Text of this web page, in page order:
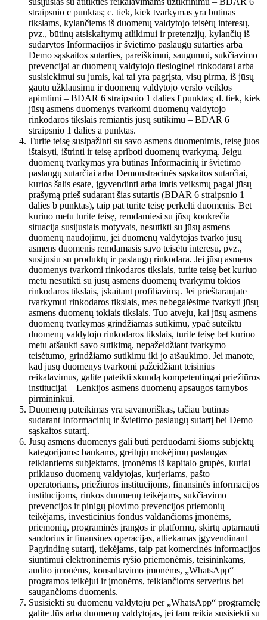
straipsnio c punktas; c. tiek, kiek tvarkymas yra būtinas
tikslams, kylančiems iš duomenų valdytojo teisėtų interesų,
pvz., būtinų atsiskaitymų atlikimui ir pretenzijų, kylančių iš
sudarytos Informacijos ir švietimo paslaugų sutarties arba
Demo sąskaitos sutarties, pareiškimui, saugumui, sukčiavimo
prevencijai ar duomenų valdytojo tiesioginei rinkodarai arba
susisiekimui su jumis, kai tai yra pagrįsta, visų pirma, iš jūsų
gautu užklausimu ir duomenų valdytojo verslo veiklos
apimtimi – BDAR 6 straipsnio 1 dalies f punktas; d. tiek, kiek
jūsų asmens duomenys tvarkomi duomenų valdytojo
rinkodaros tikslais remiantis jūsų sutikimu – BDAR 6
straipsnio 1 dalies a punktas.
Turite teisę susipažinti su savo asmens duomenimis, teisę juos
ištaisyti, ištrinti ir teisę apriboti duomenų tvarkymą. Jeigu
duomenų tvarkymas yra būtinas Informacinių ir švietimo
paslaugų sutarčiai arba Demonstracinės sąskaitos sutarčiai,
kurios šalis esate, įgyvendinti arba imtis veiksmų pagal jūsų
prašymą prieš sudarant šias sutartis (BDAR 6 straipsnio 1
dalies b punktas), taip pat turite teisę perkelti duomenis. Bet
kuriuo metu turite teisę, remdamiesi su jūsų konkrečia
situacija susijusiais motyvais, nesutikti su jūsų asmens
duomenų naudojimu, jei duomenų valdytojas tvarko jūsų
asmens duomenis remdamasis savo teisėtu interesu, pvz.,
susijusiu su produktų ir paslaugų rinkodara. Jei jūsų asmens
duomenys tvarkomi rinkodaros tikslais, turite teisę bet kuriuo
metu nesutikti su jūsų asmens duomenų tvarkymu tokios
rinkodaros tikslais, įskaitant profiliavimą. Jei prieštaraujate
tvarkymui rinkodaros tikslais, mes nebegalėsime tvarkyti jūsų
asmens duomenų tokiais tikslais. Tuo atveju, kai jūsų asmens
duomenų tvarkymas grindžiamas sutikimu, ypač suteiktu
duomenų valdytojo rinkodaros tikslais, turite teisę bet kuriuo
metu atšaukti savo sutikimą, nepažeidžiant tvarkymo
teisėtumo, grindžiamo sutikimu iki jo atšaukimo. Jei manote,
kad jūsų duomenys tvarkomi pažeidžiant teisinius
reikalavimus, galite pateikti skundą kompetentingai priežiūros
institucijai – Lenkijos asmens duomenų apsaugos tarnybos
pirmininkui.
Duomenų pateikimas yra savanoriškas, tačiau būtinas
sudarant Informacinių ir švietimo paslaugų sutartį bei Demo
sąskaitos sutartį.
Jūsų asmens duomenys gali būti perduodami šioms subjektų
kategorijoms: bankams, greitųjų mokėjimų paslaugas
teikiantiems subjektams, įmonėms iš kapitalo grupės, kuriai
priklauso duomenų valdytojas, kurjeriams, pašto
operatoriams, priežiūros institucijoms, finansinės informacijos
institucijoms, rinkos duomenų teikėjams, sukčiavimo
prevencijos ir pinigų plovimo prevencijos priemonių
teikėjams, investicinius fondus valdančioms įmonėms,
priemonių, programinės įrangos ir platformų, skirtų aptarnauti
sandorius ir finansines operacijas, atliekamas įgyvendinant
Pagrindinę sutartį, tiekėjams, taip pat komercinės informacijos
siuntimui elektroninėmis ryšio priemonėmis, teisininkams,
audito įmonėms, konsultavimo įmonėms, „WhatsApp“
programos teikėjui ir įmonėms, teikiančioms serverius bei
saugančioms duomenis.
Susisiekti su duomenų valdytoju per „WhatsApp“ programėlę
galite Jūs arba duomenų valdytojas, jei tam reikia susisiekti su